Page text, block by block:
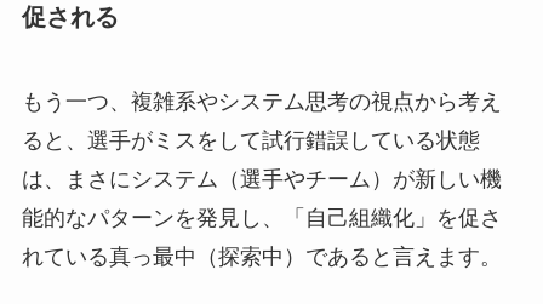
促される
もう一つ、複雑系やシステム思考の視点から考え
ると、選手がミスをして試行錯誤している状態
は、まさにシステム（選手やチーム）が新しい機
能的なパターンを発見し、「自己組織化」を促さ
れている真っ最中（探索中）であると言えます。